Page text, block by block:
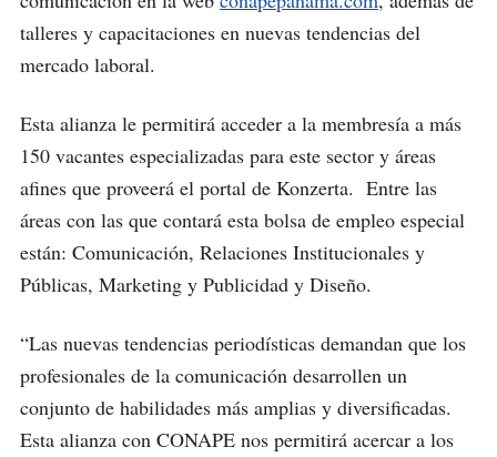
talleres y capacitaciones en nuevas tendencias del
mercado laboral.
Esta alianza le permitirá acceder a la membresía a más
150 vacantes especializadas para este sector y áreas
afines que proveerá el portal de Konzerta. Entre las
áreas con las que contará esta bolsa de empleo especial
están: Comunicación, Relaciones Institucionales y
Públicas, Marketing y Publicidad y Diseño.
“Las nuevas tendencias periodísticas demandan que los
profesionales de la comunicación desarrollen un
conjunto de habilidades más amplias y diversificadas.
Esta alianza con CONAPE nos permitirá acercar a los